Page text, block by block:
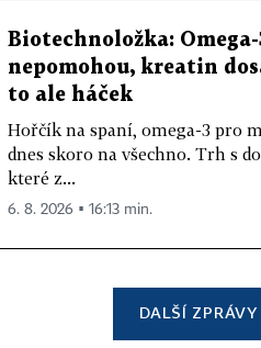
Biotechnoložka:
nepomohou, kreatin
to ale háček
Hořčík na spaní, omega-3 pro
dnes skoro na všechno. Trh s
které z...
6. 8. 2026 ▪ 16:13 min.
DALŠÍ ZPRÁVY